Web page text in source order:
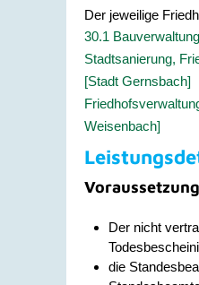
Der jeweilige
30.1
Stadtsanierung,
[Stadt Gernsbach]
Weisenbach]
Der nicht
die